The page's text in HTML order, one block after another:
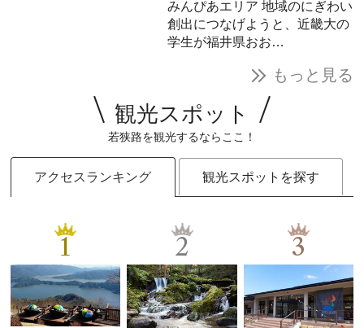
みんぴあエリア 地域のにぎわい
創出につなげようと、近畿大の
学生が福井県おお…
もっと見る
観光スポット
若狭路を観光するならここ！
アクセスランキング 観光スポットを探す
1 2 3